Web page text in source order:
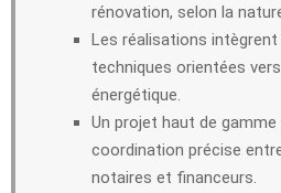
rénovation, selon la
Les réalisations
techniques orientées
énergétique.
Un projet haut de gamme
coordination précise
notaires et financeurs.